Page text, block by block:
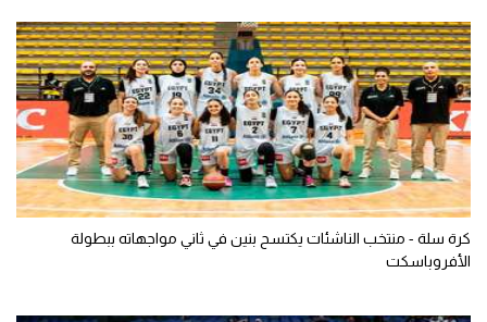
كرة سلة - منتخب الناشئات يكتسح بنين في ثاني مواجهاته ببطولة
الأفروباسكت